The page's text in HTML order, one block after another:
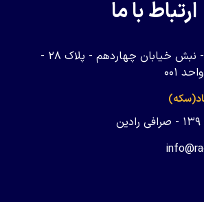
ارتباط با ما
تهران - ولنجک - نبش خیابان چهاردهم - پلاک ۲۸ -
۰۰۱